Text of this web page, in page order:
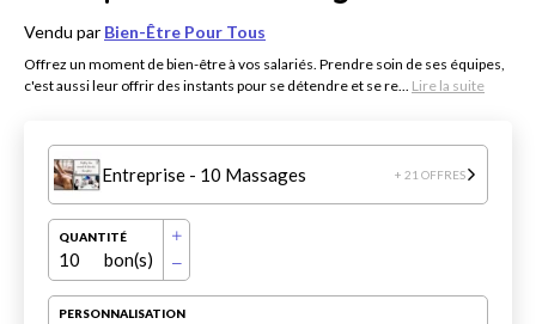
Vendu par Bien-Être Pour Tous
Offrez un moment de bien-être à vos salariés. Prendre soin de ses équipes,
c'est aussi leur offrir des instants pour se détendre et se re... Lire la suite
Entreprise - 10 Massages + 21 OFFRES
QUANTITÉ
10 bon(s)
PERSONNALISATION